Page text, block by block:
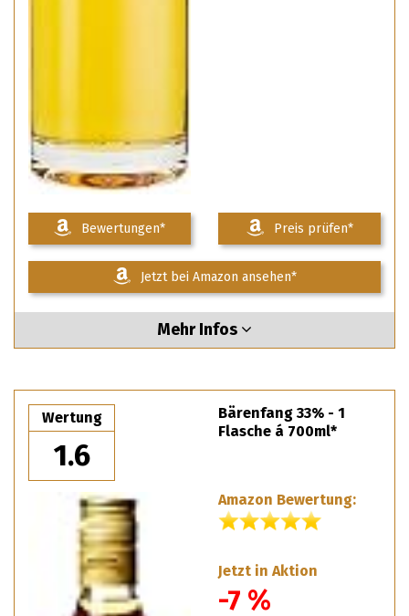
Bewertungen* Preis prüfen*
Jetzt bei Amazon ansehen*
Mehr Infos
Wertung
1.6
Bärenfang 33% - 1
Flasche á 700ml*
Amazon Bewertung:
Jetzt in Aktion
-7 %